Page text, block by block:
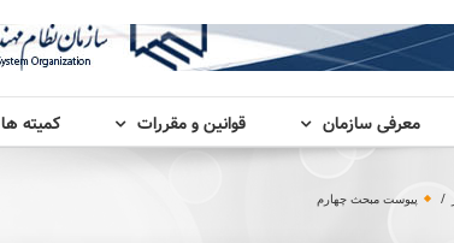
معرفی سازمان قوانین و مقررات کمیته ها
/ پیوست مبحث چهارم